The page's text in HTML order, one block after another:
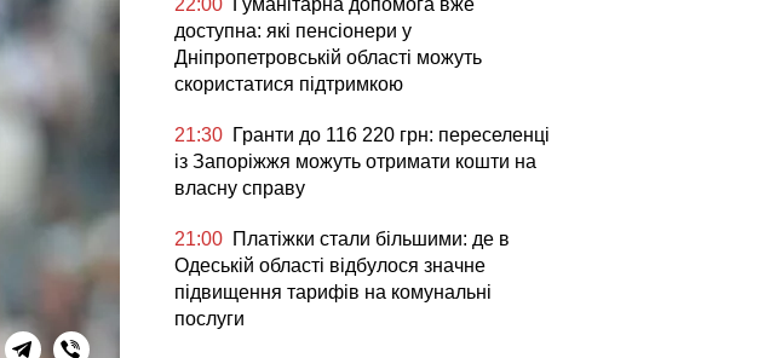
22:00 Гуманітарна допомога вже
доступна: які пенсіонери у
Дніпропетровській області можуть
скористатися підтримкою
21:30 Гранти до 116 220 грн: переселенці
із Запоріжжя можуть отримати кошти на
власну справу
21:00 Платіжки стали більшими: де в
Одеській області відбулося значне
підвищення тарифів на комунальні
послуги